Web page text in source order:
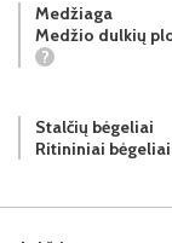
Medžiaga
Medžio dulkių
?
Stalčių bėgeliai
Ritininiai bėgeliai